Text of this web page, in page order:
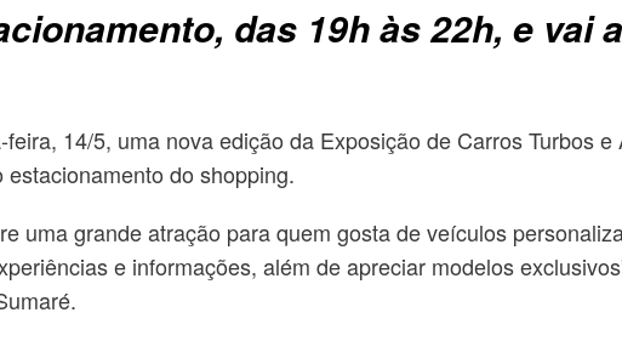
das 19h às 22h, e vai
14/5, uma nova edição da Exposição de Carros Turbos
do shopping.
uma grande atração para quem gosta de veículos
e informações, além de apreciar modelos